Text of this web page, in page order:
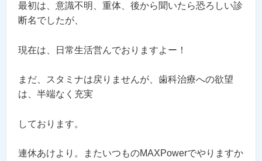
最初は、意識不明、重体、後から聞いたら恐ろしい診
断名でしたが、
現在は、日常生活営んでおりますよー！
まだ、スタミナは戻りませんが、歯科治療への欲望
は、半端なく充実
しております。
連休あけより。またいつものMAXPowerでやりますか